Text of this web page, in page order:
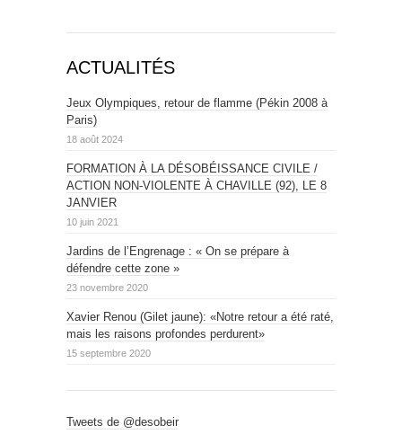
ACTUALITÉS
Jeux Olympiques, retour de flamme (Pékin 2008 à
Paris)
18 août 2024
FORMATION À LA DÉSOBÉISSANCE CIVILE /
ACTION NON-VIOLENTE À CHAVILLE (92), LE 8
JANVIER
10 juin 2021
Jardins de l’Engrenage : « On se prépare à
défendre cette zone »
23 novembre 2020
Xavier Renou (Gilet jaune): «Notre retour a été raté,
mais les raisons profondes perdurent»
15 septembre 2020
Tweets de @desobeir